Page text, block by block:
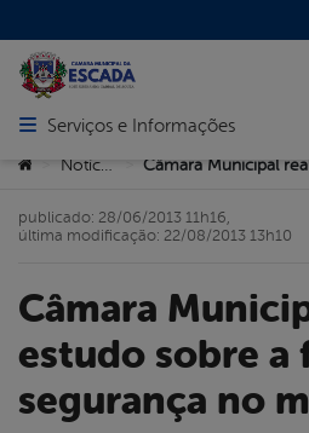
Abrir menu principal de
Serviços e Informações
Você está aqui:
> Notícias >
Câmara Municipal realizará
estudo sobre a
segurança no
publicado: 28/06/2013 11h16,
última modificação: 22/08/2013 13h10